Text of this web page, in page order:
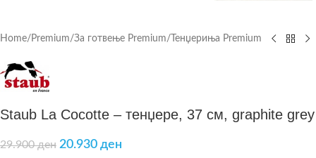
Home/ Premium/За готвење Premium/ Тенџериња Premium
Staub La Cocotte – тенџере, 37 см, graphite grey
29.900ден 20.930 ден